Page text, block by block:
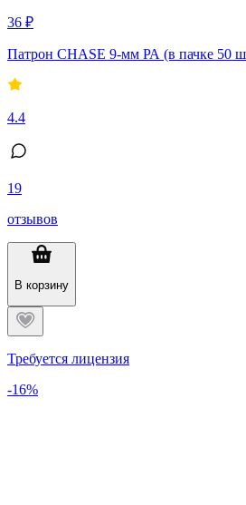
36 ₽
Патрон CHASE 9-мм РА (в пачке 50
4.4
19
отзывов
В корзину
Требуется лицензия
-16%